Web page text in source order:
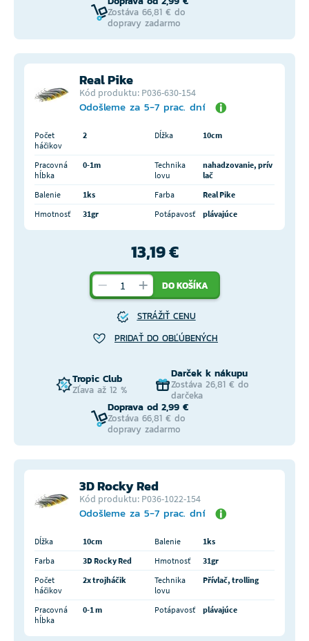
Zostáva 66,81 € do
dopravy zadarmo
Real Pike
Kód produktu: P036-630-154
Odošleme za 5-7 prac. dní
Počet
háčikov
2 Dĺžka 10cm
Pracovná
hĺbka
0-1m
Technika
lovu
nahadzovanie, prív
lač
Balenie
1ks Farba
Real Pike
Hmotnosť
31gr Potápavosť plávajúce
13,19 €
DO KOŠÍKA
STRÁŽIŤ CENU
PRIDAŤ DO OBĽÚBENÝCH
Tropic Club
Zľava až 12 %
Darček k nákupu
Zostáva 26,81 € do
darčeka
Doprava od 2,99 €
Zostáva 66,81 € do
dopravy zadarmo
3D Rocky Red
Kód produktu: P036-1022-154
Odošleme za 5-7 prac. dní
Dĺžka 10cm Balenie
1ks
Farba
3D Rocky Red Hmotnosť
31gr
Počet
háčikov
2x trojháčik
Technika
lovu
Přívlač, trolling
Pracovná
hĺbka
0-1 m Potápavosť plávajúce